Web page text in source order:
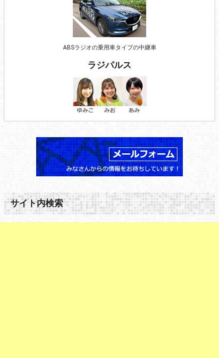
ABSラジオの乗用車タイプの中継車
ラジパルス
サイト内検索